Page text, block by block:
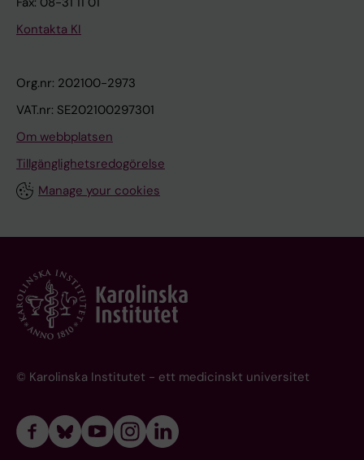
Kontakta KI
Org.nr: 202100-2973
VAT.nr: SE202100297301
Om webbplatsen
Tillgänglighetsredogörelse
Manage your cookies
© Karolinska Institutet - ett medicinskt universitet